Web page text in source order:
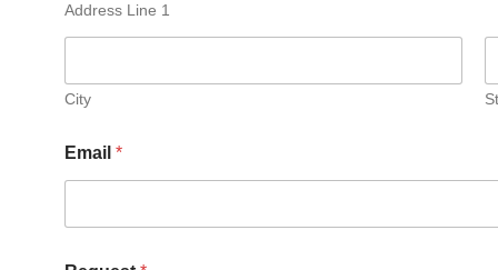
Address Line 1
City
Email *